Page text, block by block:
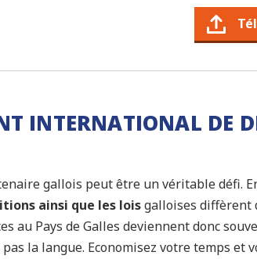
INTERNATIONAL DE
gallois peut être un véritable défi.
ainsi que les loisgalloises diffèrent
au Pays de Galles deviennent donc
la langue. Economisez votre temps et